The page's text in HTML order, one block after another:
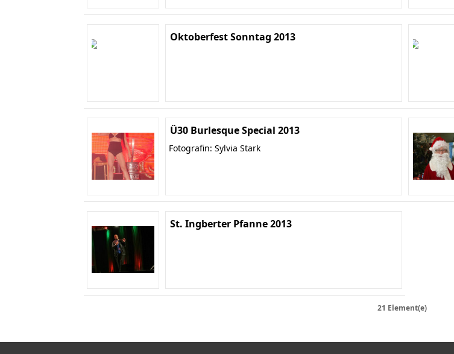
Oktoberfest Sonntag 2013
Ü30 Burlesque Special 2013
Fotografin: Sylvia Stark
St. Ingberter Pfanne 2013
21 Element(e)